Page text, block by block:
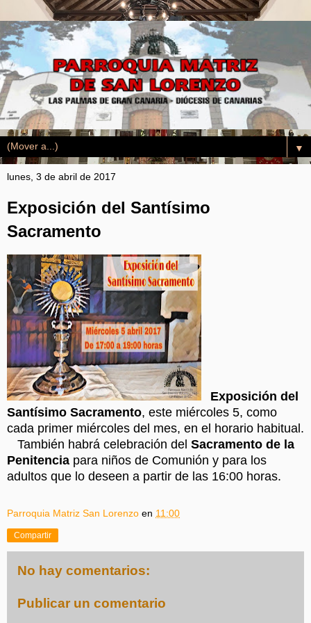
▼
lunes, 3 de abril de 2017
Exposición del Santísimo
Sacramento
Exposición del
Santísimo Sacramento, este miércoles 5, como
cada primer miércoles del mes, en el horario habitual.
También habrá celebración del Sacramento de la
Penitencia para niños de Comunión y para los
adultos que lo deseen a partir de las 16:00 horas.
Parroquia Matriz San Lorenzo en 11:00
Compartir
No hay comentarios:
Publicar un comentario